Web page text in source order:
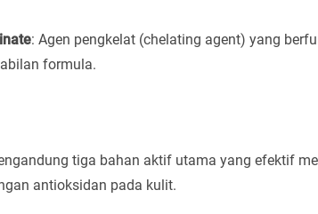
: Agen pengkelat (chelating agent) yang
formula.
tiga bahan aktif utama yang efektif
antioksidan pada kulit.